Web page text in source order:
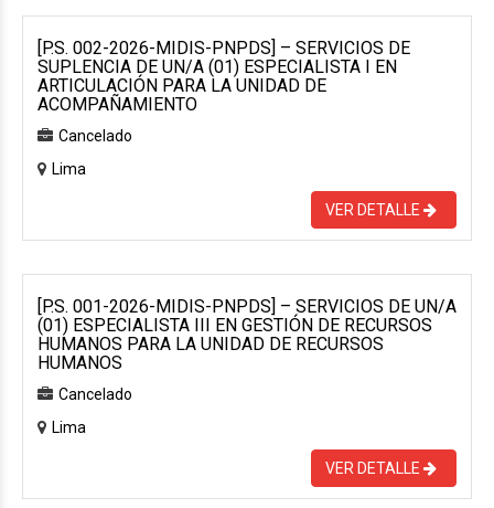
[P.S. 002-2026-MIDIS-PNPDS] – SERVICIOS DE
SUPLENCIA DE UN/A (01) ESPECIALISTA I EN
ARTICULACIÓN PARA LA UNIDAD DE
ACOMPAÑAMIENTO
Cancelado
Lima
VER DETALLE
[P.S. 001-2026-MIDIS-PNPDS] – SERVICIOS DE UN/A
(01) ESPECIALISTA III EN GESTIÓN DE RECURSOS
HUMANOS PARA LA UNIDAD DE RECURSOS
HUMANOS
Cancelado
Lima
VER DETALLE